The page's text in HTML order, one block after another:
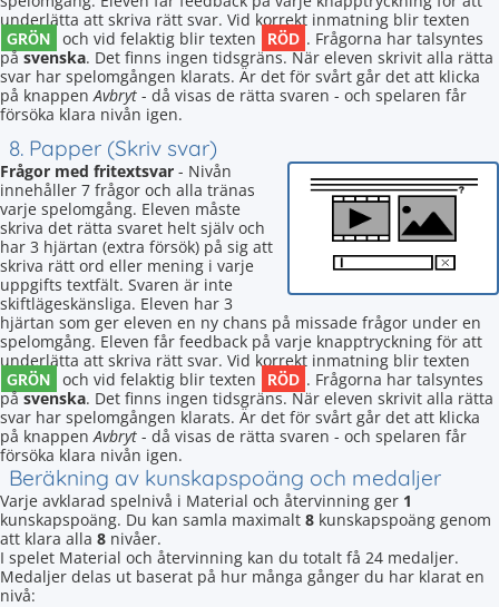
underlätta att skriva rätt svar. Vid korrekt inmatning blir texten
GRÖN och vid felaktig blir texten RÖD . Frågorna har talsyntes
påsvenska. Det finns ingen tidsgräns. När eleven skrivit alla rätta
svar har spelomgången klarats. Är det för svårt går det att klicka
på knappenAvbryt - då visas de rätta svaren - och spelaren får
försöka klara nivån igen.
8. Papper (Skriv svar)
Frågor med fritextsvar - Nivån
innehåller 7 frågor och alla tränas
varje spelomgång. Eleven måste
skriva det rätta svaret helt själv och
har 3 hjärtan (extra försök) på sig att
skriva rätt ord eller mening i varje
uppgifts textfält. Svaren är inte
skiftlägeskänsliga. Eleven har 3
hjärtan som ger eleven en ny chans på missade frågor under en
spelomgång. Eleven får feedback på varje knapptryckning för att
underlätta att skriva rätt svar. Vid korrekt inmatning blir texten
GRÖN och vid felaktig blir texten RÖD . Frågorna har talsyntes
påsvenska. Det finns ingen tidsgräns. När eleven skrivit alla rätta
svar har spelomgången klarats. Är det för svårt går det att klicka
på knappenAvbryt - då visas de rätta svaren - och spelaren får
försöka klara nivån igen.
Beräkning av kunskapspoäng och medaljer
Varje avklarad spelnivå i Material och återvinning ger 1
kunskapspoäng. Du kan samla maximalt 8 kunskapspoäng genom
att klara alla 8 nivåer.
I spelet Material och återvinning kan du totalt få 24 medaljer.
Medaljer delas ut baserat på hur många gånger du har klarat en
nivå: